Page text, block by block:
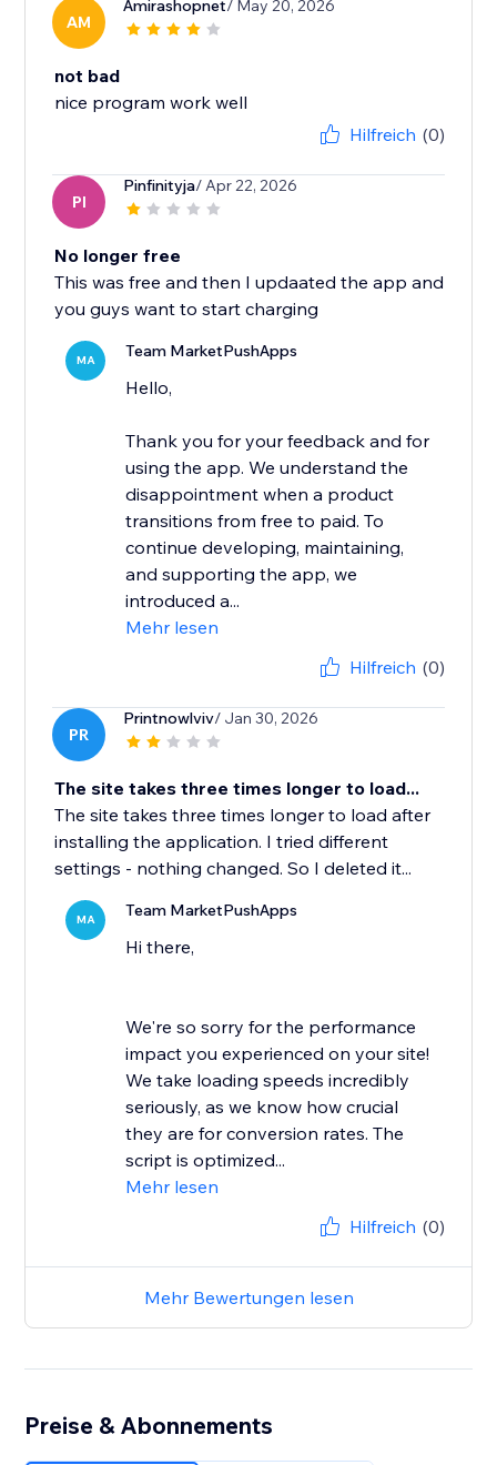
AM
Amirashopnet/ May 20, 2026
not bad
nice program work well
Hilfreich (0)
PI
Pinfinityja/ Apr 22, 2026
No longer free
This was free and then I updaated the app and
you guys want to start charging
MA Team MarketPushApps
Hello,
Thank you for your feedback and for
using the app. We understand the
disappointment when a product
transitions from free to paid. To
continue developing, maintaining,
and supporting the app, we
introduced a...
Mehr lesen
Hilfreich (0)
PR
Printnowlviv/ Jan 30, 2026
The site takes three times longer to load...
The site takes three times longer to load after
installing the application. I tried different
settings - nothing changed. So I deleted it...
MA Team MarketPushApps
Hi there,
We're so sorry for the performance
impact you experienced on your site!
We take loading speeds incredibly
seriously, as we know how crucial
they are for conversion rates. The
script is optimized...
Mehr lesen
Hilfreich (0)
Mehr Bewertungen lesen
Preise & Abonnements